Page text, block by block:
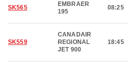
SK565
EMBRAER
195
08:25
SK559
CANADAIR
REGIONAL
JET 900
18:45